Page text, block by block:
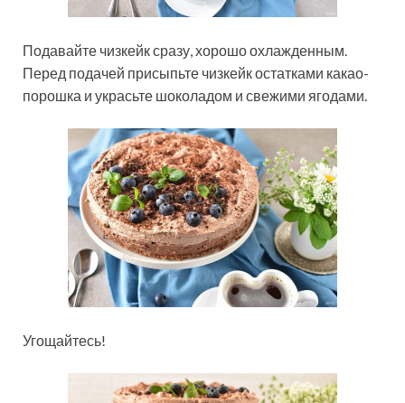
Подавайте чизкейк сразу, хорошо охлажденным.
Перед подачей присыпьте чизкейк остатками какао-
порошка и украсьте шоколадом и свежими ягодами.
Угощайтесь!